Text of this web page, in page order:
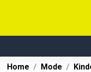
Home Mode